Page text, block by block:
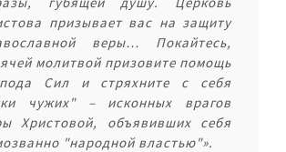
призывает вас на защиту
веры… Покайтесь,
молитвой призовите помощь
Сил и стряхните с себя
чужих" – исконных врагов
Христовой, объявивших себя
"народной властью"».